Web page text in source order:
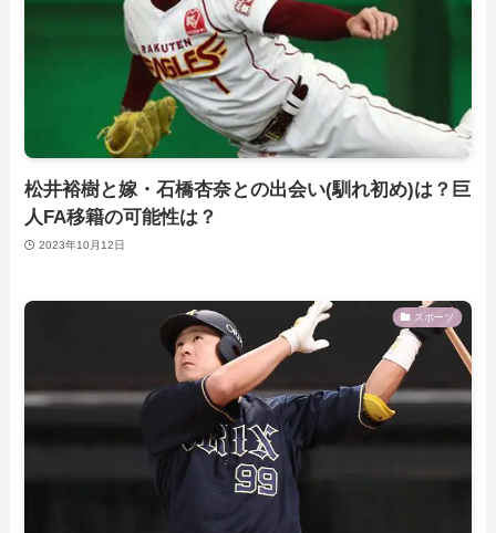
松井裕樹と嫁・石橋杏奈との出会い(馴れ初め)は？巨
人FA移籍の可能性は？
2023年10月12日
スポーツ